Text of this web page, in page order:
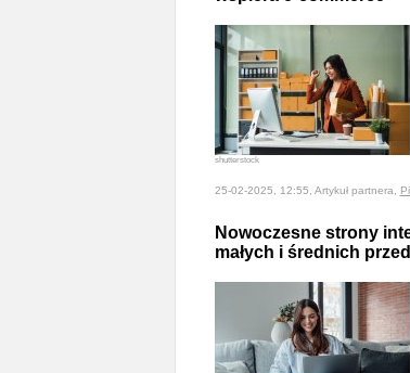
shutterstock
25-02-2025, 12:55, Artykuł partnera,
Nowoczesne strony
małych i średnich